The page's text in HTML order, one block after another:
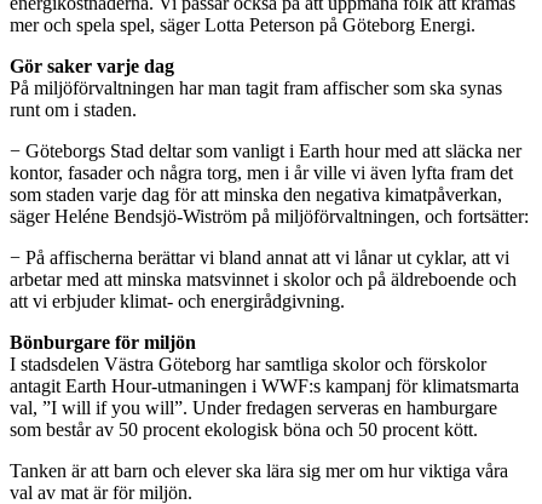
mer och spela spel, säger Lotta Peterson på Göteborg Energi.
Gör saker varje dag
På miljöförvaltningen har man tagit fram affischer som ska synas
runt om i staden.
− Göteborgs Stad deltar som vanligt i Earth hour med att släcka ner
kontor, fasader och några torg, men i år ville vi även lyfta fram det
som staden varje dag för att minska den negativa kimatpåverkan,
säger Heléne Bendsjö-Wiström på miljöförvaltningen, och fortsätter:
− På affischerna berättar vi bland annat att vi lånar ut cyklar, att vi
arbetar med att minska matsvinnet i skolor och på äldreboende och
att vi erbjuder klimat- och energirådgivning.
Bönburgare för miljön
I stadsdelen Västra Göteborg har samtliga skolor och förskolor
antagit Earth Hour-utmaningen i WWF:s kampanj för klimatsmarta
val, ”I will if you will”. Under fredagen serveras en hamburgare
som består av 50 procent ekologisk böna och 50 procent kött.
Tanken är att barn och elever ska lära sig mer om hur viktiga våra
val av mat är för miljön.